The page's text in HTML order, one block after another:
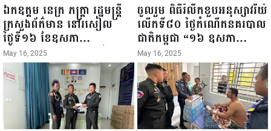
ឯកឧត្តម នេត្រ ភក្ត្រា រដ្ឋមន្ត្រី
ក្រសួងព័ត៌មាន នៅរសៀល
ថ្ងៃទី១៦ ខែឧសភា
ឆ្នាំ២០២៥នេះ បានអញ្ជើញចុះ
ធ្វើជំរឿនថ្នាក់ដឹកនាំមន្ត្រីរាជ
ការស៉ីវិល នៃក្រសួងព័ត៌មាន...
May 16, 2025
ចូលរួម ពិធីរំលឹកខួបអនុស្សាវរីយ៍
លើកទី៨០ ថ្ងៃកំណើតនគរបាល
ជាតិកម្ពុជា “១៦ ឧសភា
១៩៤៥ ~ ១៦ ឧសភា
២០២៥”...
May 16, 2025